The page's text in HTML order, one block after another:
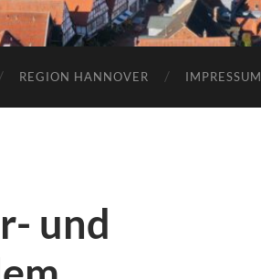
REGION HANNOVER IMPRESSUM
und